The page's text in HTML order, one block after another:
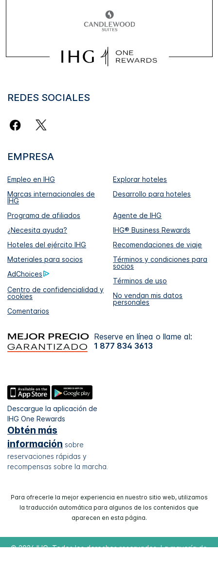
REDES SOCIALES
EMPRESA
Empleo en IHG
Explorar hoteles
Marcas internacionales de
IHG
Desarrollo para hoteles
Programa de afiliados
Agente de IHG
¿Necesita ayuda?
IHG® Business Rewards
Hoteles del ejército IHG
Recomendaciones de viaje
Materiales para socios
Términos y condiciones para
socios
AdChoices
Términos de uso
Centro de confidencialidad y
cookies
No vendan mis datos
personales
Comentarios
Reserve en línea o llame al:
1 877 834 3613
Descargue la aplicación de
IHG One Rewards
Obtén más
información sobre
reservaciones rápidas y
recompensas sobre la marcha.
Para ofrecerle la mejor experiencia en nuestro sitio web, utilizamos
la traducción automática para algunos de los contenidos que
aparecen en esta página.
© 2026 IHG. Todos los derechos reservados. La mayoría de